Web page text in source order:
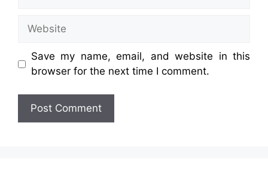
Website
Save my name, email, and website in this
browser for the next time I comment.